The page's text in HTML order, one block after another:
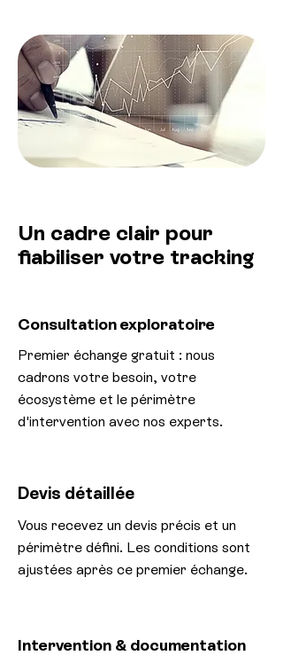
Un cadre clair pour
fiabiliser votre tracking
Consultation exploratoire
Premier échange gratuit : nous
cadrons votre besoin, votre
écosystème et le périmètre
d'intervention avec nos experts.
Devis détaillée
Vous recevez un devis précis et un
périmètre défini. Les conditions sont
ajustées après ce premier échange.
Intervention & documentation